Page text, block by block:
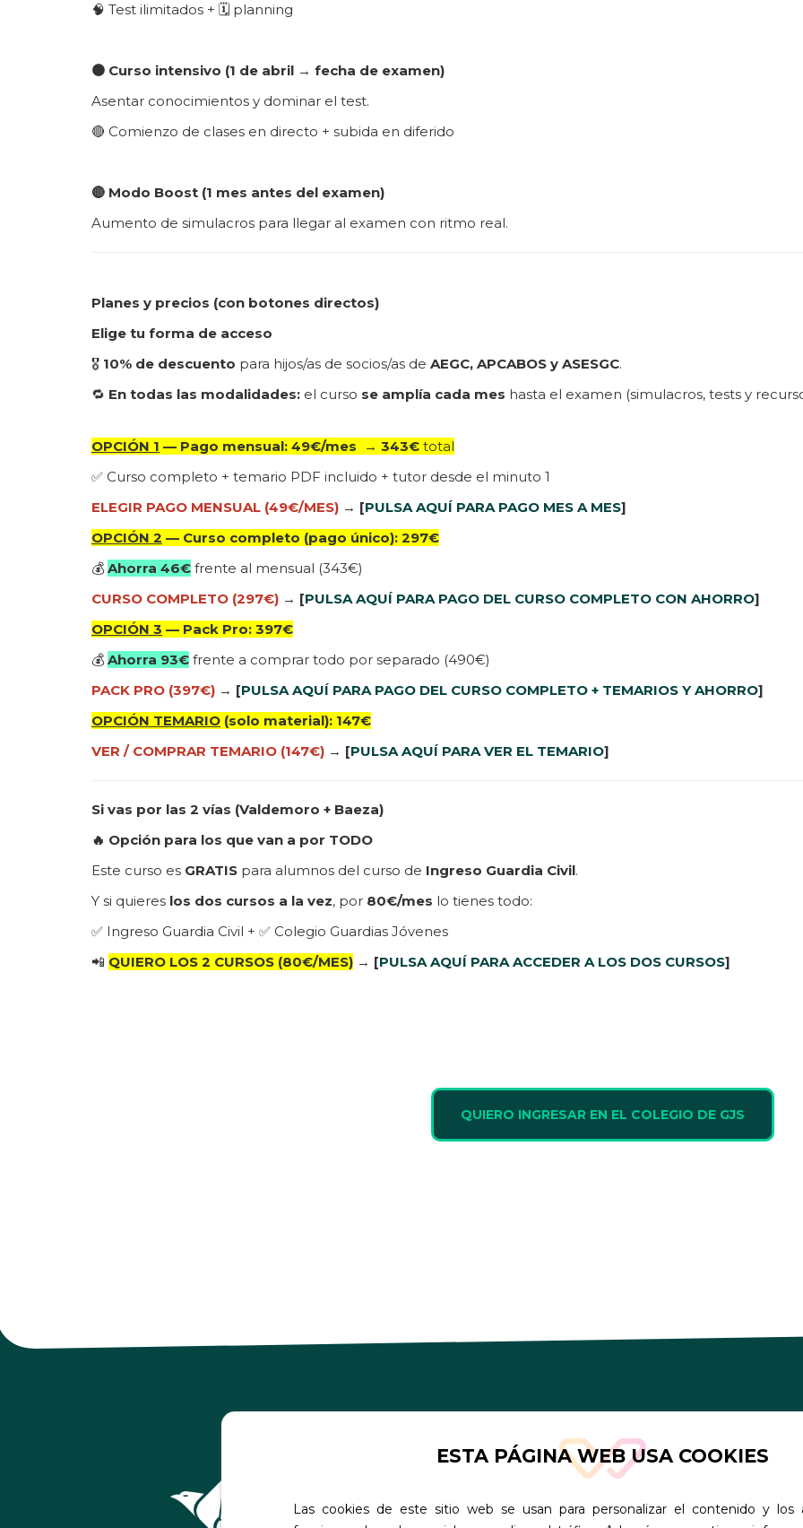
ESTA PÁGINA WEB USA COOKIES
Las cookies de este sitio web se usan para personalizar el contenido y los
🧠 Test ilimitados + 🗓️ planning
🟠 Curso intensivo (1 de abril → fecha de examen)
Asentar conocimientos y dominar el test.
🔴 Comienzo de clases en directo + subida en diferido
🔴 Modo Boost (1 mes antes del examen)
Aumento de simulacros para llegar al examen con ritmo real.
Planes y precios (con botones directos)
Elige tu forma de acceso
🎖️ 10% de descuento para hijos/as de socios/as de AEGC, APCABOS y ASESGC.
🔁 En todas las modalidades: el curso se amplía cada mes hasta el examen (simulacros, tests y
OPCIÓN 1 — Pago mensual: 49€/mes → 343€ total
✅ Curso completo + temario PDF incluido + tutor desde el minuto 1
ELEGIR PAGO MENSUAL (49€/MES) → [PULSA AQUÍ PARA PAGO MES A MES]
OPCIÓN 2 — Curso completo (pago único): 297€
💰 Ahorra 46€ frente al mensual (343€)
CURSO COMPLETO (297€) → [PULSA AQUÍ PARA PAGO DEL CURSO COMPLETO CON AHORRO]
OPCIÓN 3 — Pack Pro: 397€
💰 Ahorra 93€ frente a comprar todo por separado (490€)
PACK PRO (397€) → [PULSA AQUÍ PARA PAGO DEL CURSO COMPLETO + TEMARIOS Y AHORRO]
OPCIÓN TEMARIO (solo material): 147€
VER / COMPRAR TEMARIO (147€) → [PULSA AQUÍ PARA VER EL TEMARIO]
Si vas por las 2 vías (Valdemoro + Baeza)
🔥 Opción para los que van a por TODO
Este curso es GRATIS para alumnos del curso de Ingreso Guardia Civil.
Y si quieres los dos cursos a la vez, por 80€/mes lo tienes todo:
✅ Ingreso Guardia Civil + ✅ Colegio Guardias Jóvenes
📲 QUIERO LOS 2 CURSOS (80€/MES) → [PULSA AQUÍ PARA ACCEDER A LOS DOS CURSOS]
QUIERO INGRESAR EN EL COLEGIO DE GJS
(+34) 622013392
Academia colaboradora